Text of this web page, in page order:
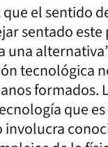
el sentido
sentado
una
tecnológica
formados.
que
involucra